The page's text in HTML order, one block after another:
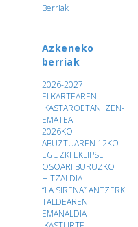
Berriak
Azkeneko
berriak
2026-2027
ELKARTEAREN
IKASTAROETAN IZEN-
EMATEA
2026KO
ABUZTUAREN 12KO
EGUZKI EKLIPSE
OSOARI BURUZKO
HITZALDIA
“LA SIRENA” ANTZERKI
TALDEAREN
EMANALDIA